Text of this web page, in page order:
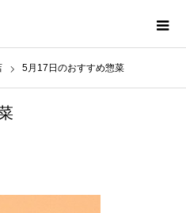
5月17日のおすすめ惣菜